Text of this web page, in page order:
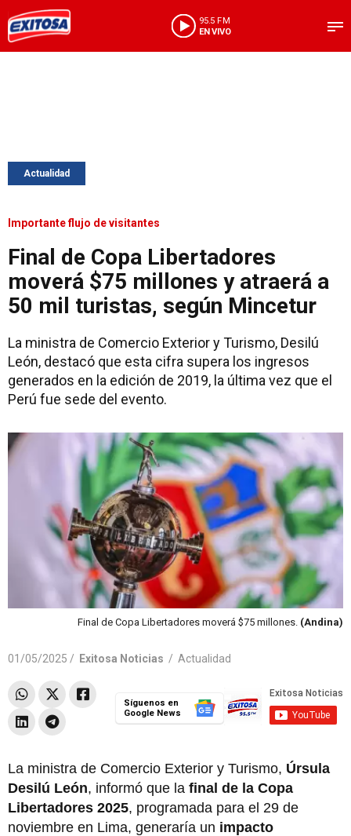
95.5 FM
EN VIVO
Actualidad
Importante flujo de visitantes
Final de Copa Libertadores
moverá $75 millones y atraerá a
50 mil turistas, según Mincetur
La ministra de Comercio Exterior y Turismo, Desilú
León, destacó que esta cifra supera los ingresos
generados en la edición de 2019, la última vez que el
Perú fue sede del evento.
Final de Copa Libertadores moverá $75 millones. (Andina)
01/05/2025 / Exitosa Noticias / Actualidad
Síguenos en
Google News
La ministra de Comercio Exterior y Turismo, Úrsula
Desilú León, informó que la final de la Copa
Libertadores 2025, programada para el 29 de
noviembre en Lima, generaría un impacto